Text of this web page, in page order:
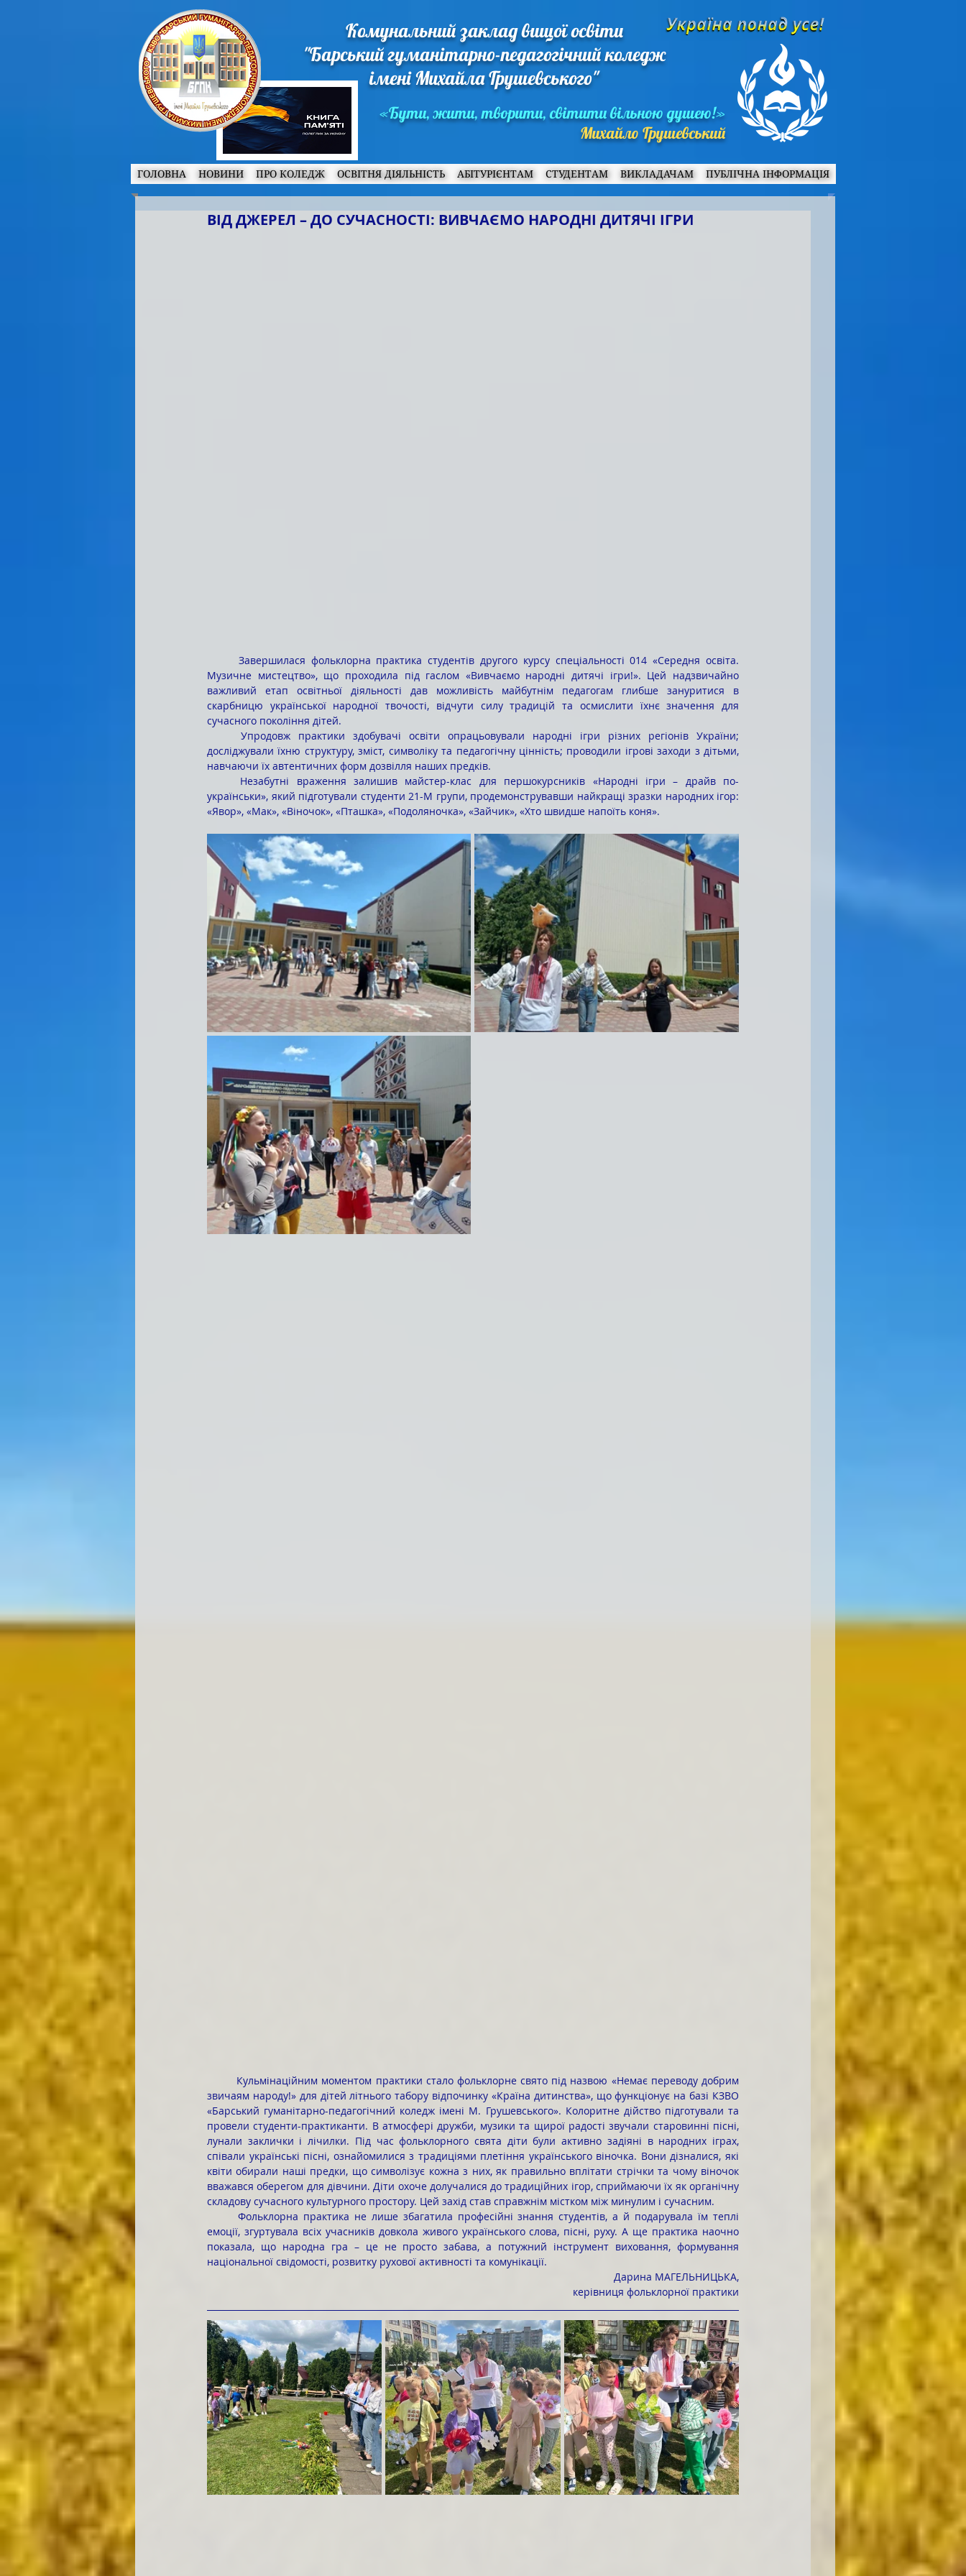
Комунальний заклад вищої освіти
"Барський гуманітарно-педагогічний коледж
імені Михайла Грушевського"
«Бути, жити, творити, світити вільною душею!»
Михайло Грушевський
ГОЛОВНА НОВИНИ ПРО КОЛЕДЖ ОСВІТНЯ ДІЯЛЬНІСТЬ АБІТУРІЄНТАМ СТУДЕНТАМ ВИКЛАДАЧАМ ПУБЛІЧНА ІНФОРМАЦІЯ
ВІД ДЖЕРЕЛ – ДО СУЧАСНОСТІ: ВИВЧАЄМО НАРОДНІ ДИТЯЧІ ІГРИ
Музичне мистецтво», що проходила під гаслом «Вивчаємо народні дитячі ігри!». Цей надзвичайно
важливий етап освітньої діяльності дав можливість майбутнім педагогам глибше зануритися в
скарбницю української народної твочості, відчути силу традицій та осмислити їхнє значення для
сучасного покоління дітей.
досліджували їхню структуру, зміст, символіку та педагогічну цінність; проводили ігрові заходи з дітьми,
навчаючи їх автентичних форм дозвілля наших предків.
українськи», який підготували студенти 21-М групи, продемонструвавши найкращі зразки народних ігор:
«Явор», «Мак», «Віночок», «Пташка», «Подоляночка», «Зайчик», «Хто швидше напоїть коня».
звичаям народу!» для дітей літнього табору відпочинку «Країна дитинства», що функціонує на базі КЗВО
«Барський гуманітарно-педагогічний коледж імені М. Грушевського». Колоритне дійство підготували та
провели студенти-практиканти. В атмосфері дружби, музики та щирої радості звучали старовинні пісні,
лунали заклички і лічилки. Під час фольклорного свята діти були активно задіяні в народних іграх,
співали українські пісні, ознайомилися з традиціями плетіння українського віночка. Вони дізналися, які
квіти обирали наші предки, що символізує кожна з них, як правильно вплітати стрічки та чому віночок
вважався оберегом для дівчини. Діти охоче долучалися до традиційних ігор, сприймаючи їх як органічну
складову сучасного культурного простору. Цей захід став справжнім містком між минулим і сучасним.
емоції, згуртувала всіх учасників довкола живого українського слова, пісні, руху. А ще практика наочно
показала, що народна гра – це не просто забава, а потужний інструмент виховання, формування
національної свідомості, розвитку рухової активності та комунікації.
Дарина МАГЕЛЬНИЦЬКА,
керівниця фольклорної практики